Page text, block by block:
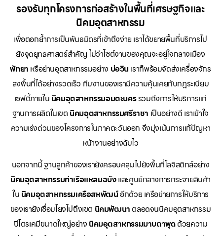
รองรับทุกโครงการก่อสร้างในพื้นที่เศรษฐกิจและ
นิคมอุตสาหกรรม
เพื่อตอกย้ำการเป็นพันธมิตรที่เข้าถึงง่าย เราได้ขยายพื้นที่บริการไป
ยังจุดยุทธศาสตร์สำคัญ ไม่ว่าไซต์งานของคุณจะอยู่ใจกลางเมือง
พัทยา หรือย่านอุตสาหกรรมอย่าง บ่อวิน เราก็พร้อมจัดส่งเครื่องจักร
ลงพื้นที่ได้อย่างรวดเร็ว ทีมงานของเรามีความคุ้นเคยกับกฎระเบียบ
เซฟตี้ภายใน นิคมอุตสาหกรรมอมตะนครรวมถึงการให้บริการแก่
ฐานการผลิตในเขต นิคมอุตสาหกรรมศรีราชา เป็นอย่างดี เราเข้าใจ
ความเร่งด่วนของโครงการในภาคตะวันออก จึงมุ่งเน้นการแก้ปัญหา
หน้างานอย่างฉับไว
นอกจากนี้ ฐานลูกค้าของเรายังครอบคลุมไปยังพื้นที่โลจิสติกส์อย่าง
นิคมอุตสาหกรรมท่าเรือแหลมฉบังและศูนย์กลางการกระจายสินค้า
ใน นิคมอุตสาหกรรมเครือสหพัฒน์อีกด้วย เครือข่ายการให้บริการ
ของเรายังเชื่อมโยงไปถึงเขต นิคมพัฒนา ตลอดจนนิคมอุตสาหกรรม
ปิโตรเคมีขนาดใหญ่อย่าง นิคมอุตสาหกรรมมาบตาพุดด้วยความ